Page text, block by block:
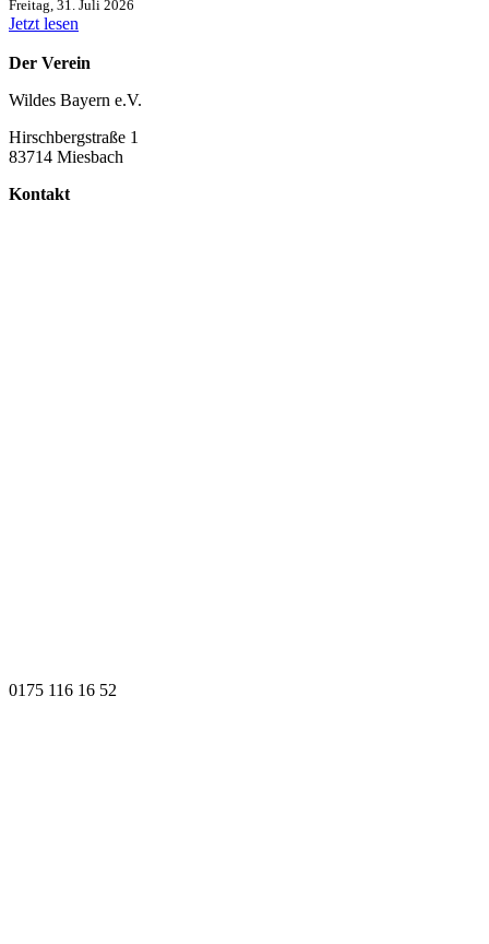
Freitag, 31. Juli 2026
Jetzt lesen
Der Verein
Wildes Bayern e.V.
Hirschbergstraße 1
83714 Miesbach
Kontakt
0175 116 16 52